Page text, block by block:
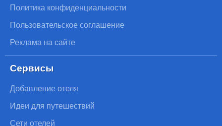
Политика конфиденциальности
Пользовательское соглашение
Реклама на сайте
Сервисы
Добавление отеля
Идеи для путешествий
Сети отелей